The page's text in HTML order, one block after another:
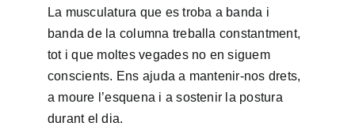
La musculatura que es troba a banda i
banda de la columna treballa constantment,
tot i que moltes vegades no en siguem
conscients. Ens ajuda a mantenir-nos drets,
a moure l’esquena i a sostenir la postura
durant el dia.